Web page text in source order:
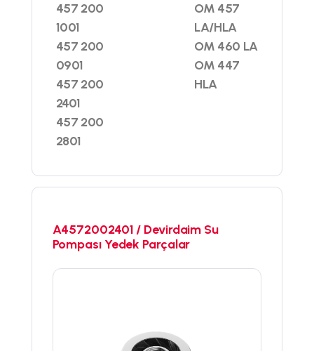
457 200
1001
457 200
0901
457 200
2401
457 200
2801
OM 457
LA/HLA
OM 460 LA
OM 447
HLA
A4572002401 / Devirdaim Su
Pompası Yedek Parçalar